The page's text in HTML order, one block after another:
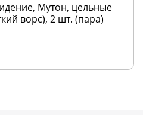
Мутон, цельные
ворс), 2 шт. (пара)